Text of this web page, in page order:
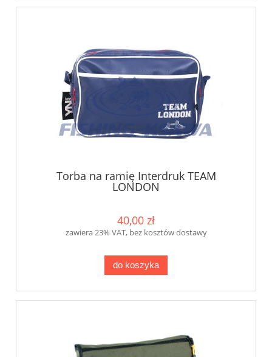
Torba na ramię Interdruk TEAM
LONDON
40,00 zł
zawiera 23% VAT, bez kosztów dostawy
do koszyka